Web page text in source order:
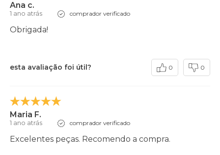
Ana c.
1 ano atrás comprador verificado
Obrigada!
esta avaliação foi útil? 0 0
Maria F.
1 ano atrás comprador verificado
Excelentes peças. Recomendo a compra.